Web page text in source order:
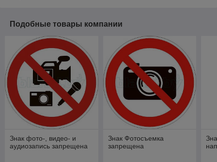
Подобные товары компании
Знак фото-, видео- и
аудиозапись запрещена
Знак Фотосъемка
запрещена